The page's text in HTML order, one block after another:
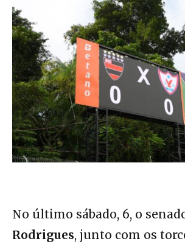
No último sábado, 6, o
Rodrigues, junto com os